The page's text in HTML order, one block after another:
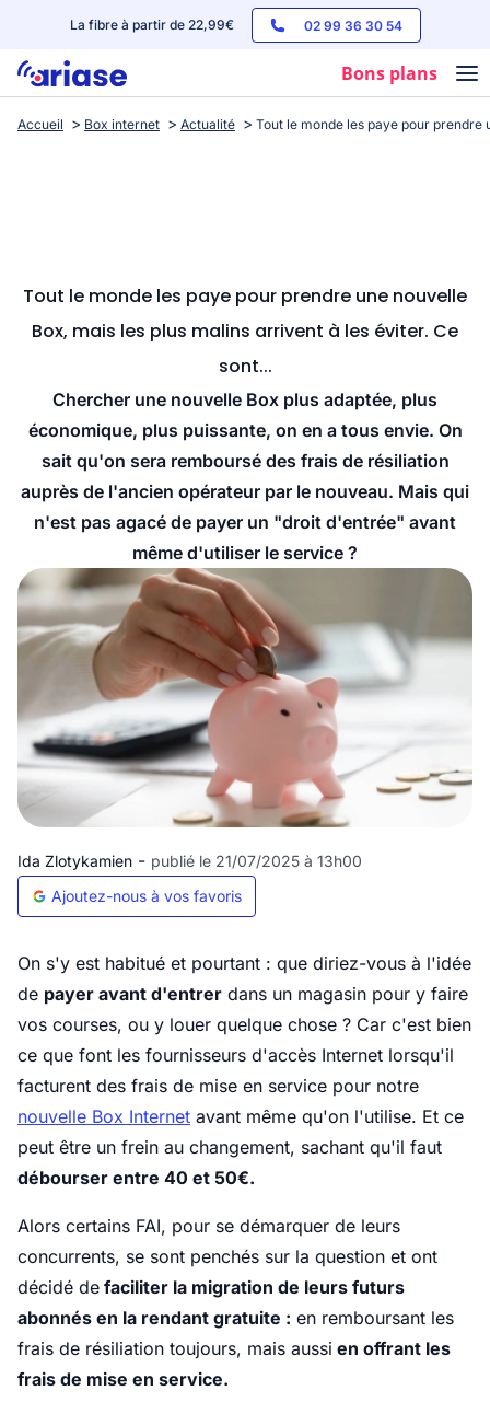
La fibre à partir de 22,99€ 02 99 36 30 54
Bons plans
Box internet
Streaming
Accueil Box internet Actualité Tout le monde les paye pour prendre
Tout le monde les paye pour prendre une nouvelle
Box, mais les plus malins arrivent à les éviter. Ce
sont...
Chercher une nouvelle Box plus adaptée, plus
économique, plus puissante, on en a tous envie. On
sait qu'on sera remboursé des frais de résiliation
auprès de l'ancien opérateur par le nouveau. Mais qui
n'est pas agacé de payer un "droit d'entrée" avant
même d'utiliser le service ?
Ida Zlotykamien - publié le 21/07/2025 à 13h00
Ajoutez-nous à vos favoris
On s'y est habitué et pourtant : que diriez-vous à l'idée
de payer avant d'entrer dans un magasin pour y faire
vos courses, ou y louer quelque chose ? Car c'est bien
ce que font les fournisseurs d'accès Internet lorsqu'il
facturent des frais de mise en service pour notre
nouvelle Box Internet avant même qu'on l'utilise. Et ce
peut être un frein au changement, sachant qu'il faut
débourser entre 40 et 50€.
Alors certains FAI, pour se démarquer de leurs
concurrents, se sont penchés sur la question et ont
décidé de faciliter la migration de leurs futurs
abonnés en la rendant gratuite : en remboursant les
frais de résiliation toujours, mais aussi en offrant les
frais de mise en service.